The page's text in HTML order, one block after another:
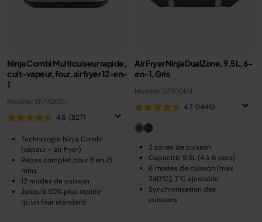
Ninja Combi Multicuiseur rapide,
cuit-vapeur, four, air fryer 12-en-
1
Modèle: SFP700EU
4.6 (827)
Technologie Ninja Combi
(vapeur + air fryer)
Repas complet pour 8 en 15
mins
12 modes de cuisson
Jusqu'à 50% plus rapide
qu'un four standard
Air Fryer Ninja DualZone, 9.5L, 6-
en-1, Gris
Modèle: DZ400EU
4.7 (1445)
2 zones de cuisson
Capacité: 9.5L (4 à 6 pers)
6 modes de cuisson (max
240°C), T°C ajustable
Synchronisation des
cuissons